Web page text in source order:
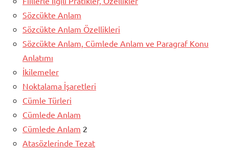
Sözcükte Anlam
Sözcükte Anlam Özellikleri
Sözcükte Anlam, Cümlede Anlam ve Paragraf Konu
Anlatımı
İkilemeler
Noktalama İşaretleri
Cümle Türleri
Cümlede Anlam
Cümlede Anlam 2
Atasözlerinde Tezat